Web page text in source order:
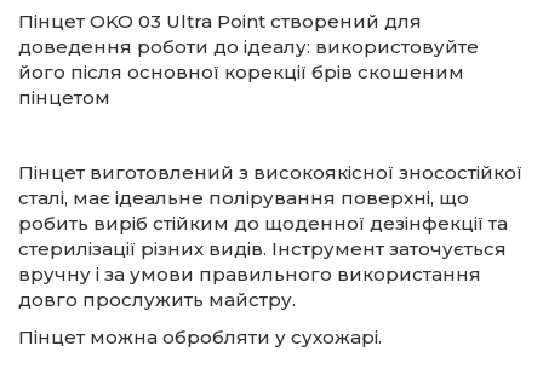
Пінцет OKO 03 Ultra Point створений для
доведення роботи до ідеалу: використовуйте
його після основної корекції брів скошеним
пінцетом
Пінцет виготовлений з високоякісної зносостійкої
сталі, має ідеальне полірування поверхні, що
робить виріб стійким до щоденної дезінфекції та
стерилізації різних видів. Інструмент заточується
вручну і за умови правильного використання
довго прослужить майстру.
Пінцет можна обробляти у сухожарі.